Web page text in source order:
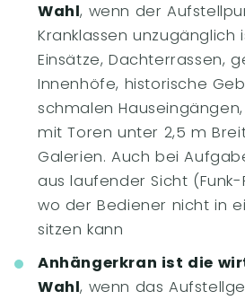
Wahl, wenn der
Kranklassen unzugänglich
Einsätze, Dachterrassen,
Innenhöfe, historische
schmalen
mit Toren unter 2,5 m
Galerien. Auch bei
aus laufender Sicht
wo der Bediener nicht in
sitzen kann
Anhängerkran ist die
Wahl, wenn das